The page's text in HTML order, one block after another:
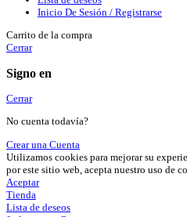
Inicio De Sesión / Registrarse
Carrito de la compra
Cerrar
Signo en
Cerrar
No cuenta todavía?
Crear una Cuenta
Utilizamos cookies para mejorar su
por este sitio web, acepta nuestro uso de
Aceptar
Tienda
Lista de deseos